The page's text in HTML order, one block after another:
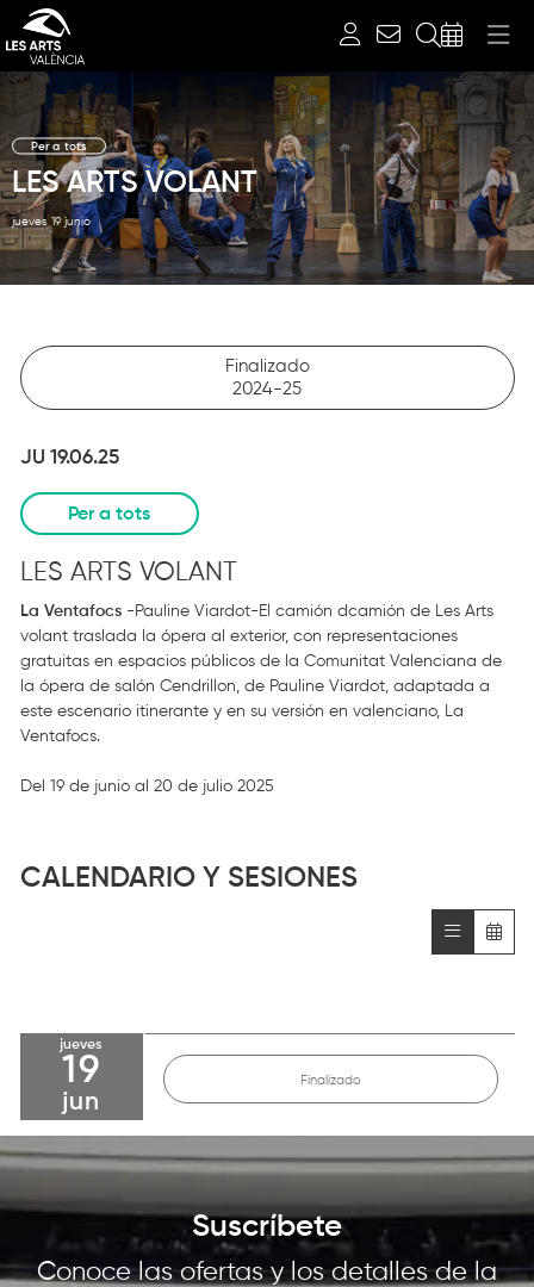
Per a tots
LES ARTS VOLANT
jueves 19 junio
Finalizado
2024-25
JU 19.06.25
Per a tots
LES ARTS VOLANT
La Ventafocs-Pauline Viardot-El camión dcamión de Les Arts
volant traslada la ópera al exterior, con representaciones
gratuitas en espacios públicos de la Comunitat Valenciana de
la ópera de salón Cendrillon, de Pauline Viardot, adaptada a
este escenario itinerante y en su versión en valenciano, La
Ventafocs.
Del 19 de junio al 20 de julio 2025
CALENDARIO Y SESIONES
jueves
19
jun
Finalizado
Suscríbete
Conoce las ofertas y los detalles de la